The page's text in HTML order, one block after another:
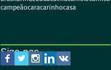
campeãocaracarinhocasa
Siga-nos...